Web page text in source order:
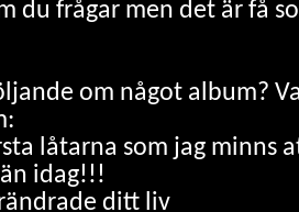
du frågar men det är få
om något album?
låtarna som jag minns
idag!!!
ditt liv